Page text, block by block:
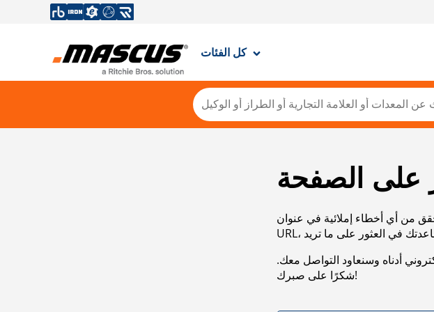
كل الفئات
على الصفحة
من أي أخطاء إملائية في عنوان
أدناه وسنعاود التواصل معك.
شكرًا على صبرك!